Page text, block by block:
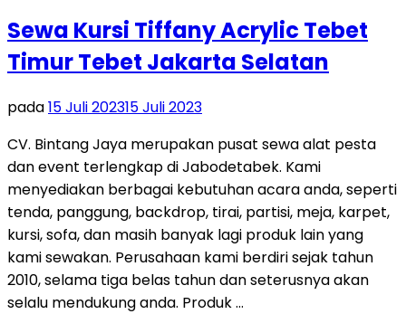
Sewa Kursi Tiffany Acrylic Tebet
Timur Tebet Jakarta Selatan
pada15 Juli 202315 Juli 2023
CV. Bintang Jaya merupakan pusat sewa alat pesta
dan event terlengkap di Jabodetabek. Kami
menyediakan berbagai kebutuhan acara anda, seperti
tenda, panggung, backdrop, tirai, partisi, meja, karpet,
kursi, sofa, dan masih banyak lagi produk lain yang
kami sewakan. Perusahaan kami berdiri sejak tahun
2010, selama tiga belas tahun dan seterusnya akan
selalu mendukung anda. Produk …